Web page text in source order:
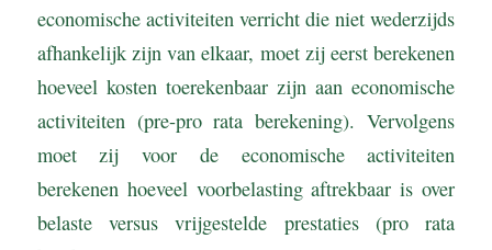
economische activiteiten verricht die niet wederzijds
afhankelijk zijn van elkaar, moet zij eerst berekenen
hoeveel kosten toerekenbaar zijn aan economische
activiteiten (pre-pro rata berekening). Vervolgens
moet zij voor de economische activiteiten
berekenen hoeveel voorbelasting aftrekbaar is over
belaste versus vrijgestelde prestaties (pro rata